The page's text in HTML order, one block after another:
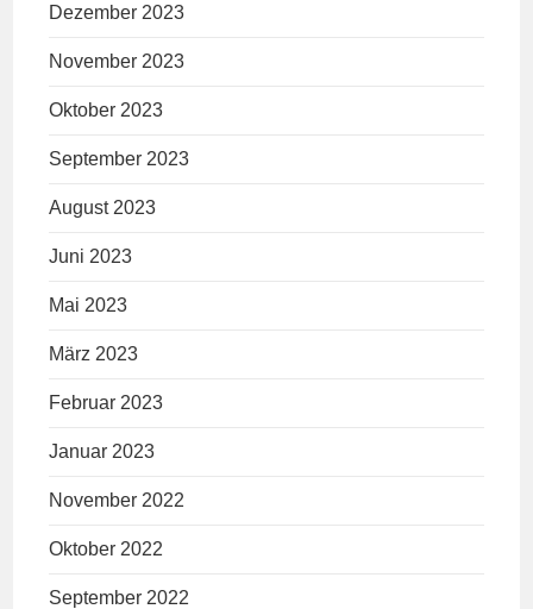
Dezember 2023
November 2023
Oktober 2023
September 2023
August 2023
Juni 2023
Mai 2023
März 2023
Februar 2023
Januar 2023
November 2022
Oktober 2022
September 2022